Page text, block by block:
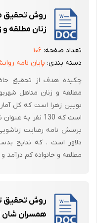
شاید بتوان گفت که یکی از
سخن گفت زمانی باشد که از
سلامت روانی رابطه تنگاتنگ و
سراغ سلامت روان را گرفت. در
رفتاری متفاوت از سایر
اسلامی نسب ، 1373 )
حاصل کلام آنکه این افراد از
ای نداشتند و رفتار نامعقول و
بتوان مفهوم سلامت ، بیماری
بهداشت روان کمتر باشد احتمال
کنند و به اصطلاح با آن سازش
روش تحقیق
زنان مطلقه
تعداد صفحه: ۱۰۶
دسته بندی: پایان نامه
چکیده هدف از تحقیق
مطلقه و زنان متاهل
است که 130 نفر
پرسش نامه رضایت
دلاور است . که نتایج
مطلقه و خانواده کم
روش تحقیق
همسران شان